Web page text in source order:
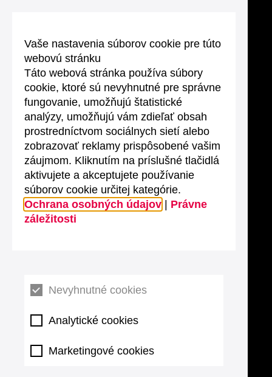
Vaše nastavenia súborov cookie pre túto
webovú stránku
Táto webová stránka používa súbory
cookie, ktoré sú nevyhnutné pre správne
fungovanie, umožňujú štatistické
analýzy, umožňujú vám zdieľať obsah
prostredníctvom sociálnych sietí alebo
zobrazovať reklamy prispôsobené vašim
záujmom. Kliknutím na príslušné tlačidlá
aktivujete a akceptujete používanie
súborov cookie určitej kategórie.
Ochrana osobných údajov
Právne
záležitosti
Nevyhnutné cookies
Analytické cookies
Marketingové cookies